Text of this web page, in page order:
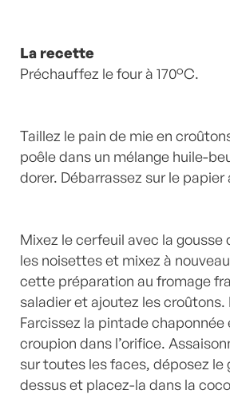
La recette
Préchauffez le four à 170°C.
Taillez le pain de mie en
poêle dans un mélange huile-
dorer. Débarrassez sur le
Mixez le cerfeuil avec la gousse
les noisettes et mixez à
cette préparation au fromage
saladier et ajoutez les croûtons.
Farcissez la pintade chaponnée
croupion dans l’orifice.
sur toutes les faces, déposez le
dessus et placez-la dans la